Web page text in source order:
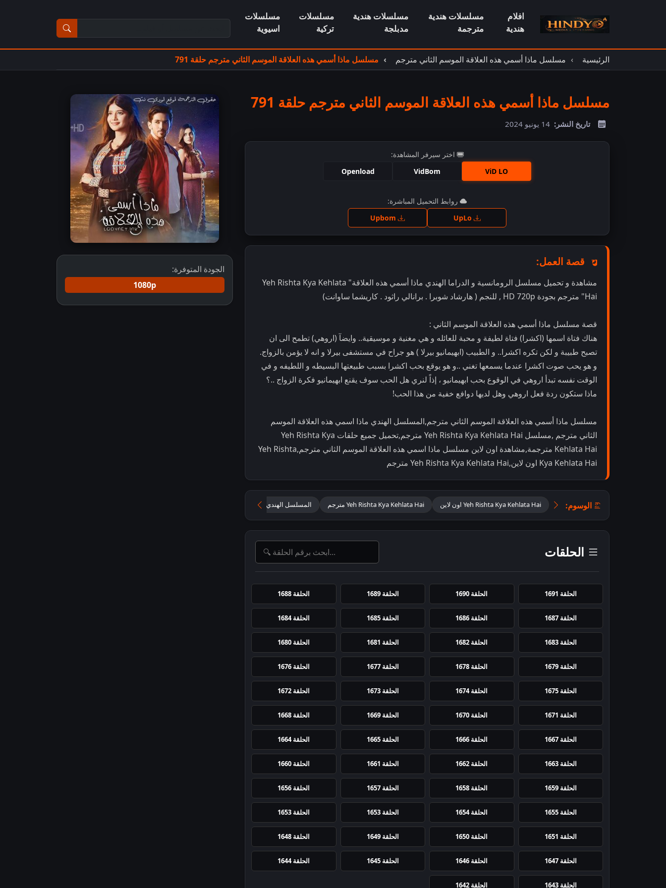
افلام
هندية
مسلسلات هندية
مترجمة
مسلسلات هندية
مدبلجة
مسلسلات
تركية
مسلسلات
اسيوية
الرئيسية مسلسل ماذا أسمي هذه العلاقة الموسم الثاني مترجم مسلسل ماذا أسمي هذه العلاقة الموسم الثاني مترجم حلقة 791
مسلسل ماذا أسمي هذه العلاقة الموسم الثاني مترجم حلقة 791
تاريخ النشر: 14 يونيو 2024
اختر سيرفر المشاهدة:
ViD LO
VidBom
Openload
اضغط للمشاهدة
روابط التحميل المباشرة:
قصة العمل:
مشاهدة و تحميل مسلسل الرومانسية و الدراما الهندي ماذا أسمي هذه العلاقة" Yeh Rishta Kya Kehlata
Hai" مترجم بجودة HD 720p , للنجم ( هارشاد شوبرا . برانالي راثود . كاريشما ساوانت)
قصة مسلسل ماذا أسمي هذه العلاقة الموسم الثاني :
هناك فتاة اسمها (اكشرا) فتاة لطيفة و محبة للعائله و هي مغنية و موسيقية.. وايضآ (اروهي) تطمح الى ان
تصبح طبيبة و لكن تكره اكشرا.. و الطبيب (ابهيمانيو بيرلا ) هو جراح في مستشفى بيرلا و انه لا يؤمن بالزواج.
و هو يحب صوت اكشرا عندما يسمعها تغني ..و هو يوقع بحب اكشرا بسبب طبيعتها البسيطه و اللطيفه و في
الوقت نفسه تبدأ اروهي في الوقوع بحب ابهيمانيو ، إذاً لنري هل الحب سوف يقنع ابهيمانيو فكرة الزواج ..؟
ماذا ستكون ردة فعل اروهي وهل لديها دوافع خفية من هذا الحب!
مسلسل ماذا أسمي هذه العلاقة الموسم الثاني مترجم,المسلسل الهندي ماذا اسمي هذه العلاقة الموسم
الثاني مترجم ,مسلسل Yeh Rishta Kya Kehlata Hai مترجم,تحميل جميع حلقات Yeh Rishta Kya
Kehlata Hai مترجمة,مشاهدة اون لاين مسلسل ماذا اسمي هذه العلاقة الموسم الثاني مترجم,Yeh Rishta
Kya Kehlata Hai اون لاين,Yeh Rishta Kya Kehlata Hai مترجم
الوسوم: Yeh Rishta Kya Kehlata Hai اون لاين Yeh Rishta Kya Kehlata Hai مترجم المسلسل الهندي ماذا اسمي هذه العلاقة الموسم الثاني
الحلقات
الحلقة 1691 الحلقة 1690 الحلقة 1689 الحلقة 1688
الحلقة 1687 الحلقة 1686 الحلقة 1685 الحلقة 1684
الحلقة 1683 الحلقة 1682 الحلقة 1681 الحلقة 1680
الحلقة 1679 الحلقة 1678 الحلقة 1677 الحلقة 1676
الحلقة 1675 الحلقة 1674 الحلقة 1673 الحلقة 1672
الحلقة 1671 الحلقة 1670 الحلقة 1669 الحلقة 1668
الحلقة 1667 الحلقة 1666 الحلقة 1665 الحلقة 1664
الحلقة 1663 الحلقة 1662 الحلقة 1661 الحلقة 1660
الحلقة 1659 الحلقة 1658 الحلقة 1657 الحلقة 1656
الحلقة 1655 الحلقة 1654 الحلقة 1653 الحلقة 1653
الحلقة 1651 الحلقة 1650 الحلقة 1649 الحلقة 1648
الحلقة 1647 الحلقة 1646 الحلقة 1645 الحلقة 1644
الحلقة 1643 الحلقة 1642
الجودة المتوفرة:
1080p